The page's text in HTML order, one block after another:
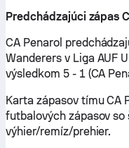
Predchádzajúci zápas
CA Penarol
Wanderers v Liga AUF
výsledkom 5 - 1 (CA
Karta zápasov tímu CA
futbalových zápasov
výhier/remíz/prehier.